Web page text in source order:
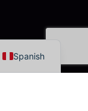
Spanish